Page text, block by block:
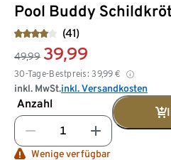
Pool Buddy
(41)
49,99 39,99
30-Tage-Bestpreis: 39,99 €
inkl. MwSt.inkl. Versandkosten
Anzahl
Wenige verfügbar